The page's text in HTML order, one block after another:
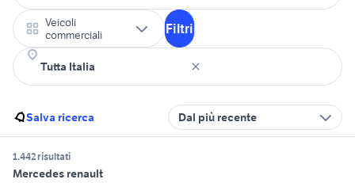
Veicoli
commerciali
Filtri
Salva ricerca Dal più recente
1.442 risultati
Mercedes renault